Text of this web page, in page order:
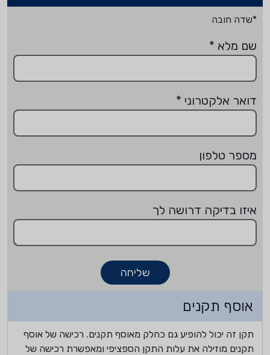
*שדה חובה
שם מלא *
דואר אלקטרוני *
מספר טלפון
איזו בדיקה דרושה לך
שליחה
אוסף תקנים
תקן זה יכול להופיע גם כחלק מאוסף תקנים. רכישה של אוסף
תקנים מוזילה את עלות התקן הספציפי ומאפשרת רכישה של